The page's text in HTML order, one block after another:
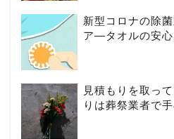
新型コロナの除
ア―タオルの安
見積もりを取っ
りは葬祭業者で